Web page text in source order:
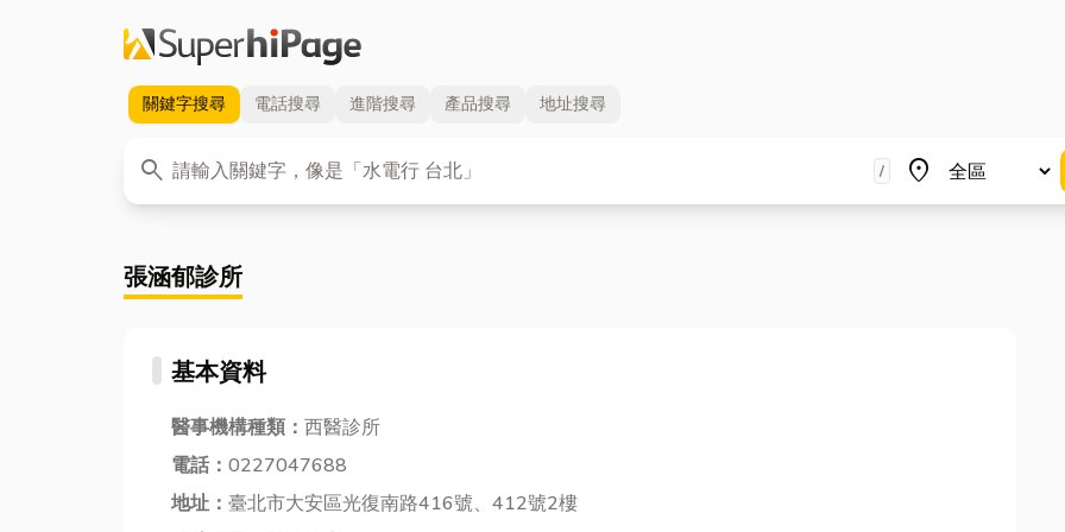
關鍵字搜尋 電話搜尋 進階搜尋 產品搜尋 地址搜尋
search
關鍵字 / place
地區
張涵郁診所
基本資料
醫事機構種類： 西醫診所
電話： 0227047688
地址： 臺北市大安區光復南路416號、412號2樓